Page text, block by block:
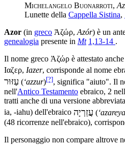
Michelangelo Buonarroti,
Lunette della Cappella Sistina,
Azor (in greco Ἀζώρ, Azór) è un
genealogia presente in Mt 1,13-14 .
Il nome greco Ἀζώρ è attestato
Ιαζερ, Iazer, corrisponde al nome
עַזּוּר ‎(‘azzur)[?], significa "aiuto". Il
nell'Antico Testamento ebraico, 2
tratti anche di una versione
ia, -iahu) dell'ebraico עֲזַרְיָה ‎(
(48 ricorrenze nell'ebraico),
Il personaggio non compare altrove